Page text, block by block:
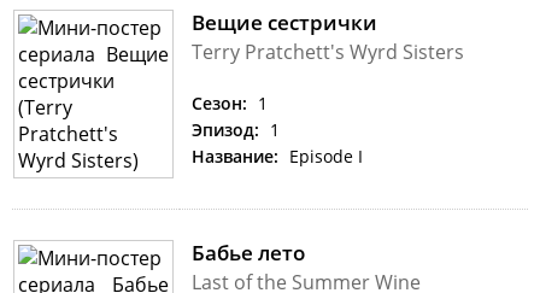
Вещие сестрички
Terry Pratchett's Wyrd Sisters
Сезон: 1
Эпизод: 1
Название: Episode I
Бабье лето
Last of the Summer Wine